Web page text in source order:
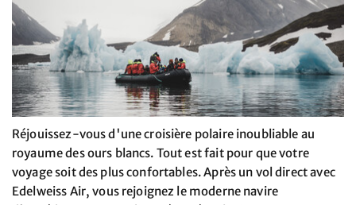
Réjouissez-vous d'une croisière polaire inoubliable au
royaume des ours blancs. Tout est fait pour que votre
voyage soit des plus confortables. Après un vol direct avec
Edelweiss Air, vous rejoignez le moderne navire